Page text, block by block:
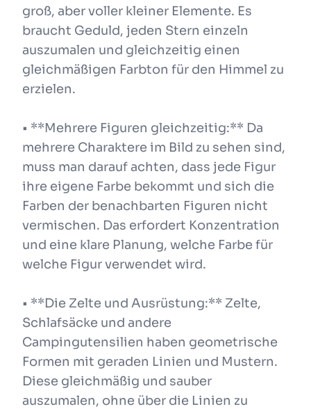
groß, aber voller kleiner Elemente. Es
braucht Geduld, jeden Stern einzeln
auszumalen und gleichzeitig einen
gleichmäßigen Farbton für den Himmel zu
erzielen.
• **Mehrere Figuren gleichzeitig:** Da
mehrere Charaktere im Bild zu sehen sind,
muss man darauf achten, dass jede Figur
ihre eigene Farbe bekommt und sich die
Farben der benachbarten Figuren nicht
vermischen. Das erfordert Konzentration
und eine klare Planung, welche Farbe für
welche Figur verwendet wird.
• **Die Zelte und Ausrüstung:** Zelte,
Schlafsäcke und andere
Campingutensilien haben geometrische
Formen mit geraden Linien und Mustern.
Diese gleichmäßig und sauber
auszumalen, ohne über die Linien zu